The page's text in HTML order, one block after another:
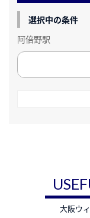
選択中の条件
阿倍野駅
大阪ウ